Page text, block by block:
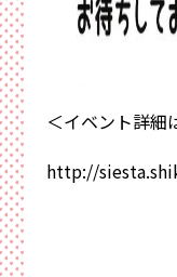
＜イベント詳細
http://